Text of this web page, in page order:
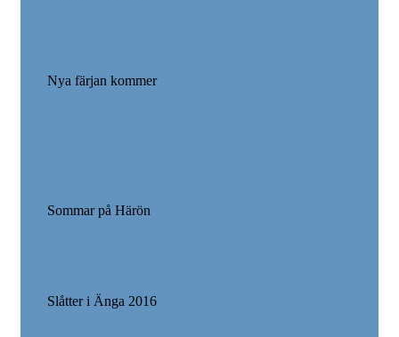
Nya färjan kommer
Sommar på Härön
Slåtter i Änga 2016